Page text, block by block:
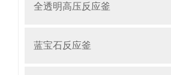
全透明高压反应釜
蓝宝石反应釜